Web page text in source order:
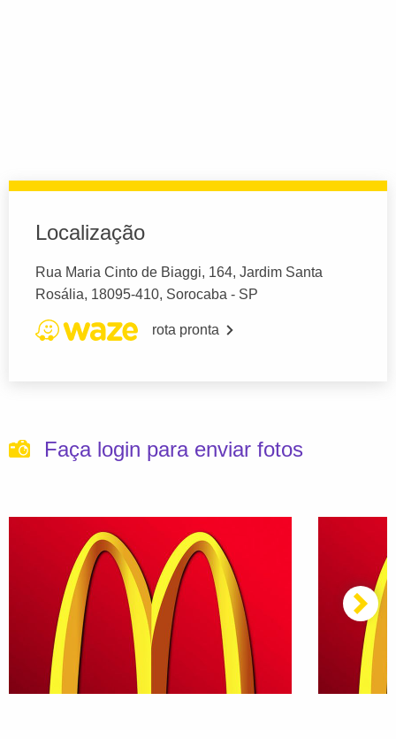
Localização
Rua Maria Cinto de Biaggi, 164, Jardim Santa
Rosália, 18095-410, Sorocaba - SP
rota pronta
Faça login para enviar fotos